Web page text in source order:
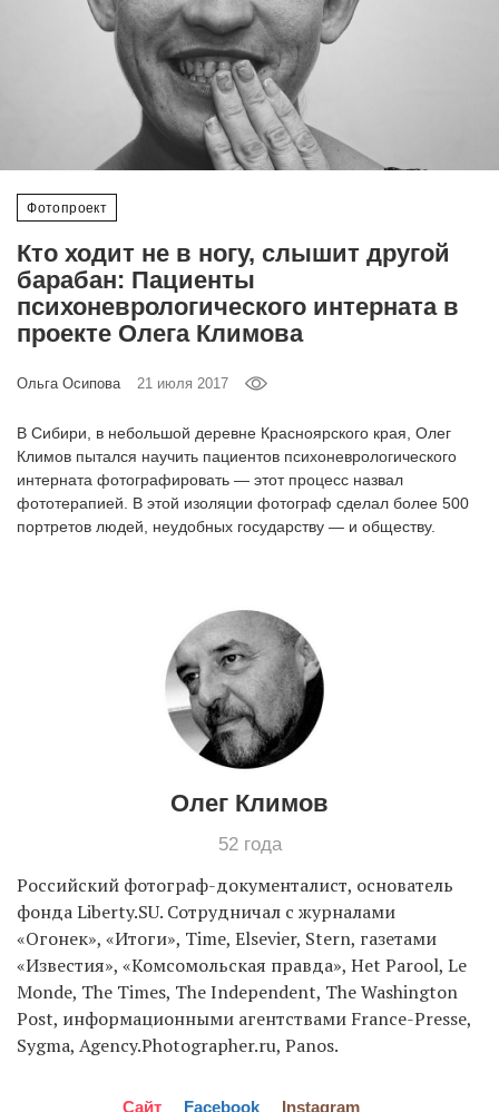
Фотопроект
Кто ходит не в ногу, слышит другой
барабан: Пациенты
психоневрологического интерната в
проекте Олега Климова
Ольга Осипова 21 июля 2017
В Сибири, в небольшой деревне Красноярского края, Олег
Климов пытался научить пациентов психоневрологического
интерната фотографировать — этот процесс назвал
фототерапией. В этой изоляции фотограф сделал более 500
портретов людей, неудобных государству — и обществу.
Олег Климов
52 года
Российский фотограф-документалист, основатель
фонда Liberty.SU. Сотрудничал с журналами
«Огонек», «Итоги», Time, Elsevier, Stern, газетами
«Известия», «Комсомольская правда», Het Parool, Le
Monde, The Times, The Independent, The Washington
Post, информационными агентствами France-Presse,
Sygma, Agency.Photographer.ru, Panos.
Сайт Facebook Instagram